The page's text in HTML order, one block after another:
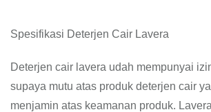
Spesifikasi Deterjen Cair Lavera
Deterjen cair lavera udah mempunyai
supaya mutu atas produk deterjen cair
menjamin atas keamanan produk.